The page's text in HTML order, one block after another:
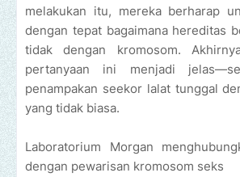
melakukan itu, mereka berharap
dengan tepat bagaimana hereditas
tidak dengan kromosom.
pertanyaan ini menjadi
penampakan seekor lalat tunggal
yang tidak biasa.
Laboratorium Morgan
dengan pewarisan kromosom seks